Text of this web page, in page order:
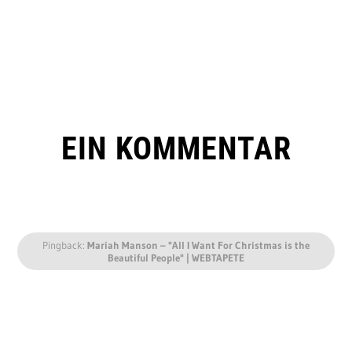
EIN KOMMENTAR
Pingback: Mariah Manson – "All I Want For Christmas is the
Beautiful People" | WEBTAPETE